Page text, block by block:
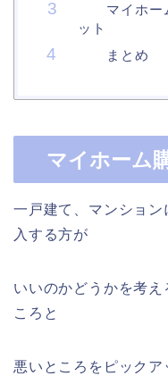
マイホーム
ット
まとめ
マイホーム
一戸建て、マンショ
入する方が
いいのかどうかを考
ころと
悪いところをピックア